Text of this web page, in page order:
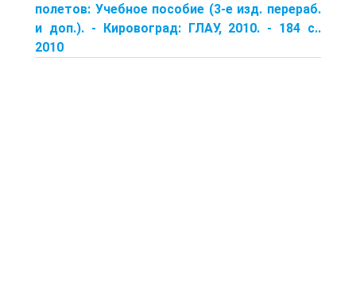
полетов: Учебное пособие (3-е изд. перераб.
и доп.). - Кировоград: ГЛАУ, 2010. - 184 с..
2010